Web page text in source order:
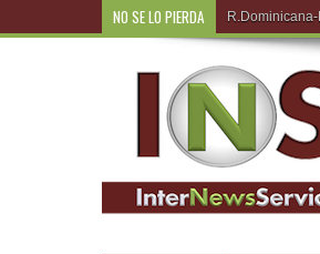
NO SE LO PIERDA R.Do